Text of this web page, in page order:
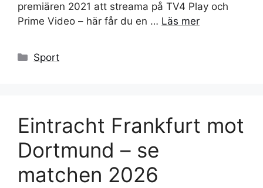
premiären 2021 att streama på TV4 Play och
Prime Video – här får du en … Läs mer
Kategorier
Sport
Eintracht Frankfurt mot
Dortmund – se
matchen 2026